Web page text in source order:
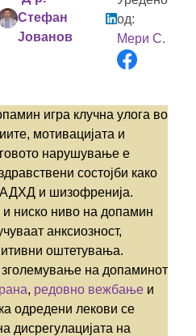
Стефан
Јованов
од:
Мери С.
игра клучна улога во
мотивацијата и
нарушување е
состојби како
АДХД и шизофренија.
ниско ниво на допамин
анксиозност,
оштетувања.
на допаминот
, редовно вежбање и
одредени лекови се
дисрегулацијата на